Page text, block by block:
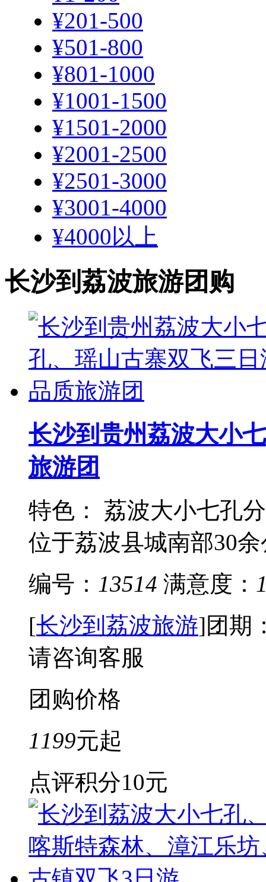
¥201-500
¥501-800
¥801-1000
¥1001-1500
¥1501-2000
¥2001-2500
¥2501-3000
¥3001-4000
¥4000以上
长沙到荔波旅游团购
长沙到贵州荔波大小
旅游团
特色： 荔波大小七孔
位于荔波县城南部30
编号： 13514 满意度：
[长沙到荔波旅游]团期
请咨询客服
团购价格
1199元起
点评积分10元